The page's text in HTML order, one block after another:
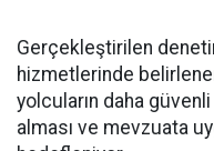
Gerçekleştirilen
hizmetlerinde
yolcuların daha
alması ve mevzuata